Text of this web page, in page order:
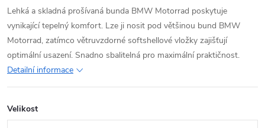
Lehká a skladná prošívaná bunda BMW Motorrad poskytuje
vynikající tepelný komfort. Lze ji nosit pod většinou bund BMW
Motorrad, zatímco větruvzdorné softshellové vložky zajišťují
optimální usazení. Snadno sbalitelná pro maximální praktičnost.
Detailní informace
Velikost